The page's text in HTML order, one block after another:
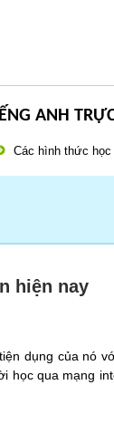
ANH
Các hình thức
hiện nay
dụng của nó
học qua mạng